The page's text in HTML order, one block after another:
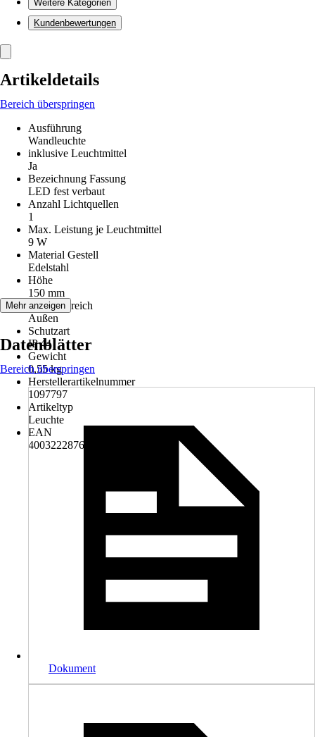
Weitere Kategorien
Kundenbewertungen
Artikeldetails
Bereich überspringen
Ausführung
Wandleuchte
inklusive Leuchtmittel
Ja
Bezeichnung Fassung
LED fest verbaut
Anzahl Lichtquellen
1
Max. Leistung je Leuchtmittel
9 W
Material Gestell
Edelstahl
Höhe
150 mm
Einsatzbereich
Außen
Schutzart
IP 44
Gewicht
0,55 kg
Herstellerartikelnummer
1097797
Artikeltyp
Leuchte
EAN
4003222876619
Mehr anzeigen
Datenblätter
Bereich überspringen
Dokument